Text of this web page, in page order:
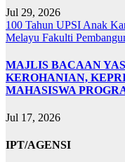
Jul 29, 2026
100 Tahun UPSI Anak
Melayu Fakulti
MAJLIS BACAAN
KEROHANIAN,
MAHASISWA
Jul 17, 2026
IPT/AGENSI